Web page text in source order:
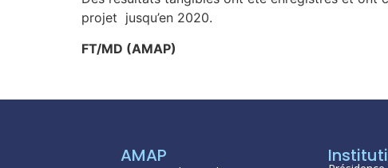
projet jusqu’en 2020.
FT/MD (AMAP)
AMAP